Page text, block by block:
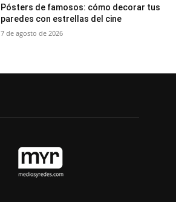
Pósters de famosos: cómo decorar tus
paredes con estrellas del cine
7 de agosto de 2026